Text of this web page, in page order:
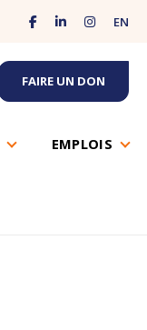
facebooklinkedininstagram
EN
FAIRE UN DON
EMPLOIS